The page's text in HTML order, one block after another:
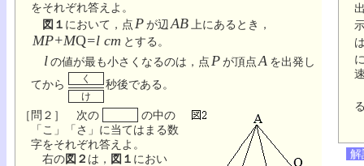
をそれぞれ答えよ。
図１ において，点Pが辺 AB 上にあるとき，
MP+MQ=l cm とする。
lの値が最も小さくなるのは，点Pが頂点A を出発し
てから
く
け
秒後である。
［問２］ 次の
の中の
「こ」「さ」に当てはまる数
字をそれぞれ答えよ。
右の図２ は， 図１ におい
解